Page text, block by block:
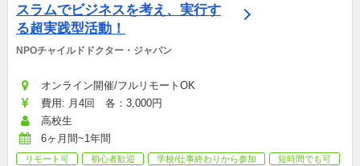
スラムでビジネスを考え、実行す
る超実践型活動！
NPOチャイルドドクター・ジャパン
オンライン開催/フルリモートOK
費用: 月4回　各：3,000円
高校生
6ヶ月間~1年間
リモート可 初心者歓迎 学校/仕事終わりから参加
短時間でも可